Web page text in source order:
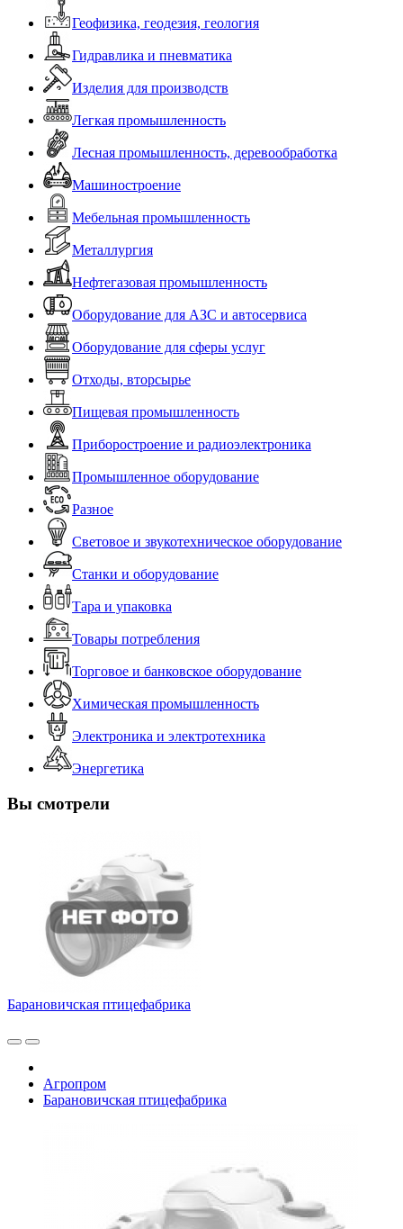
Геофизика, геодезия, геология
Гидравлика и пневматика
Изделия для производств
Легкая промышленность
Лесная промышленность, деревообработка
Машиностроение
Мебельная промышленность
Металлургия
Нефтегазовая промышленность
Оборудование для АЗС и автосервиса
Оборудование для сферы услуг
Отходы, вторсырье
Пищевая промышленность
Приборостроение и радиоэлектроника
Промышленное оборудование
Разное
Световое и звукотехническое оборудование
Станки и оборудование
Тара и упаковка
Товары потребления
Торговое и банковское оборудование
Химическая промышленность
Электроника и электротехника
Энергетика
Вы смотрели
Барановичская птицефабрика
Агропром
Барановичская птицефабрика